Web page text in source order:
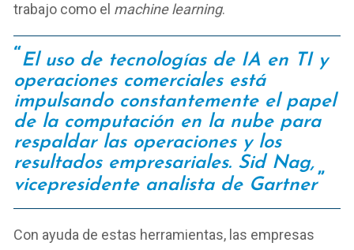
trabajo como el machine learning.
El uso de tecnologías de IA en TI y
operaciones comerciales está
impulsando constantemente el papel
de la computación en la nube para
respaldar las operaciones y los
resultados empresariales. Sid Nag,
vicepresidente analista de Gartner
Con ayuda de estas herramientas, las empresas